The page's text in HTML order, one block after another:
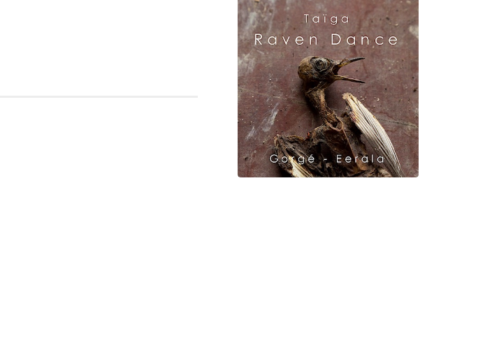
Et voilà !
Geneviève Cabannes -
Francis Gorgé